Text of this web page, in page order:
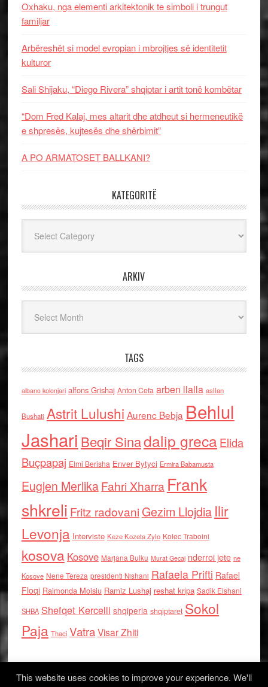
Oxhaku, nga elementi arkitektonik te simboli i trungut
familjar
Arbëreshët si model evropian i mbrojtjes së identitetit
kulturor
Sali Shijaku, “Diego Rivera” shqiptar i artit tonë kombëtar
“Dom Fred Kalaj, mes altarit dhe atdheut si hermeneutikë
e shpresës, kujtesës dhe shërbimit”
A PO ARMATOSET BALLKANI?
KATEGORITË
ARKIV
TAGS
albano kolonjari alfons Grishaj Anton Cefa arben llalla asllan
Bushati Astrit Lulushi Aurenc Bebja Behlul
Jashari Beqir Sinadalip grecaElida
Buçpapaj Elmi Berisha Enver Bytyci Ermira Babamusta
Eugjen MerlikaFahri Xharra Frank
shkreli Fritz radovaniGezim Llojdia Ilir
Levonja Interviste Keze Kozeta Zylo Kolec Traboini
kosova Kosove Marjana Bulku Murat Gecaj nderroi jete ne
Kosove Nene Tereza presidenti Nishani Rafaela Prifti Rafael
Floqi Raimonda Moisiu Ramiz Lushaj reshat kripa Sadik Elshani
SHBA Shefqet Kercelli shqiperia shqiptaret Sokol
Paja Thaci VatraVisar Zhiti
This website uses cookies to improve your experience. We'll